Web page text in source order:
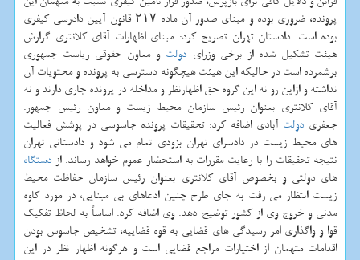
پرونده، ضروری بوده و مبنای صدور آن ماده ۲۱۷ قانون آیین دادرسی كیفری
بوده است. دادستان تهران تصریح كرد: مبنای اظهارات آقای كلانتری گزارش
هیئت تشكیل شده از برخی وزرای دولت و معاون حقوقی ریاست جمهوری
برشمرده است در حالیكه این هیئت هیچگونه دسترسی به پرونده و محتویات آن
نداشته و ازاین رو نه این گروه حق اظهارنظر و مداخله در پرونده جاری دارند و نه
آقای كلانتری بعنوان رئیس سازمان محیط زیست و معاون رئیس جمهور.
جعفری دولت آبادی اضافه كرد: تحقیقات پرونده جاسوسی در پوشش فعالیت
های محیط زیست در دادسرای تهران بزودی تمام می شود و دادستانی تهران
نتیجه تحقیقات را با رعایت مقررات به استحضار عموم خواهد رساند. از دستگاه
های دولتی و بخصوص آقای كلانتری بعنوان رئیس سازمان حفاظت محیط
زیست انتظار می رفت به جای طرح چنین ادعاهای بی مبنایی، در مورد كاوه
مدنی و خروج وی از كشور توضیح دهد. وی اضافه كرد: اساساً به لحاظ تفكیك
قوا و واگذاری امر رسیدگی های قضایی به قوه قضاییه، تشخیص جاسوس بودن
اقدامات متهمان از اختیارات مراجع قضایی است و هرگونه اظهار نظر در این